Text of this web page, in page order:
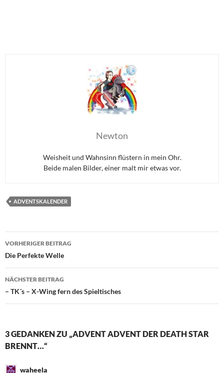
Newton
Weisheit und Wahnsinn flüstern in mein Ohr.
Beide malen Bilder, einer malt mir etwas vor.
ADVENTSKALENDER
Beitragsnavigation
VORHERIGER BEITRAG
Die Perfekte Welle
NÄCHSTER BEITRAG
– TK´s – X-Wing fern des Spieltisches
3 GEDANKEN ZU „ADVENT ADVENT DER DEATH STAR
BRENNT…“
waheela